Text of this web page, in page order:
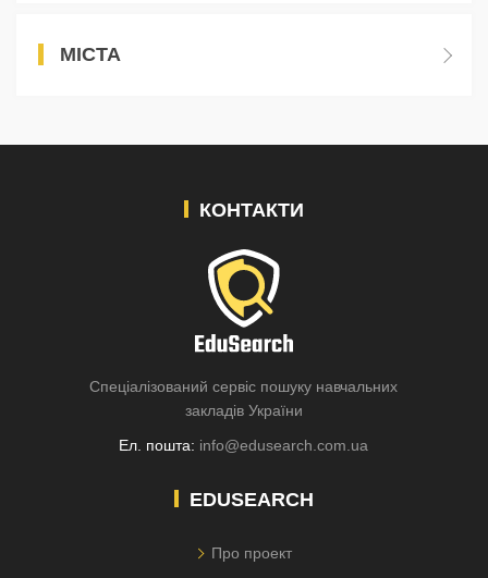
МІСТА
КОНТАКТИ
Спеціалізований сервіс пошуку навчальних
закладів України
Ел. пошта: info@edusearch.com.ua
EDUSEARCH
Про проект